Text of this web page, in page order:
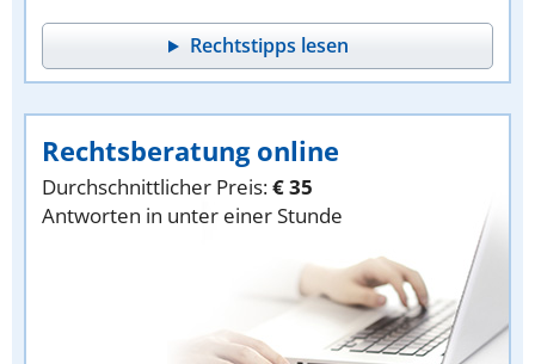
Rechtstipps lesen
Rechtsberatung online
Durchschnittlicher Preis:€ 35
Antworten in unter einer Stunde